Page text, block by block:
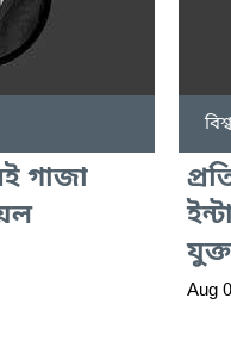
গাজা
বিশ্ব
Aug